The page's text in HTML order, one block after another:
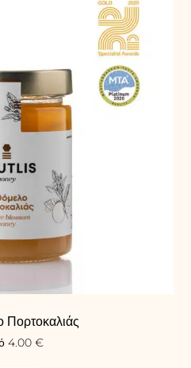
Πορτοκαλιάς
4.00 €